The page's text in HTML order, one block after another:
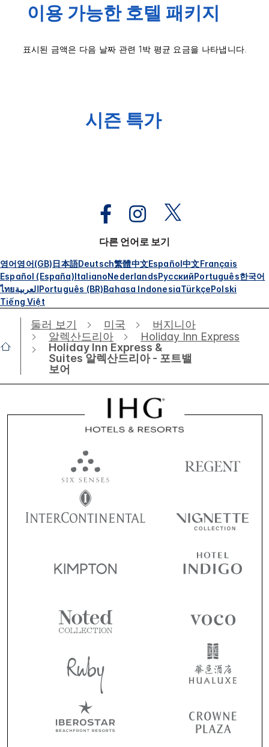
이용 가능한 호텔 패키지
표시된 금액은 다음 날짜 관련 1박 평균 요금을 나타냅니다.
시즌 특가
다른 언어로 보기
영어영어(GB)日本語Deutsch繁體中文Español中文Français
Español (España)ItalianoNederlandsРусскийPortuguês한국어
ไทยالعربيةPortuguês (BR)Bahasa IndonesiaTürkçePolski
Tiếng Việt
둘러 보기 미국
버지니아
알렉산드리아
Holiday Inn Express
Holiday Inn Express &
Suites 알렉산드리아 - 포트밸
보어